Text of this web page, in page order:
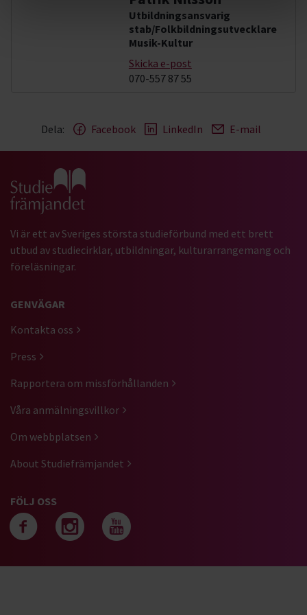
Utbildningsansvarig
stab/Folkbildningsutvecklare
Musik-Kultur
Skicka e-post
070-557 87 55
Dela: Facebook LinkedIn E-mail
Gå till studiefrämjandets startsida
Vi är ett av Sveriges största studieförbund med ett brett
utbud av studiecirklar, utbildningar, kulturarrangemang och
föreläsningar.
GENVÄGAR
Kontakta oss
Press
Rapportera om missförhållanden
Våra anmälningsvillkor
Om webbplatsen
About Studiefrämjandet
FÖLJ OSS
Följ oss på facebook
Följ oss på
Följ oss på